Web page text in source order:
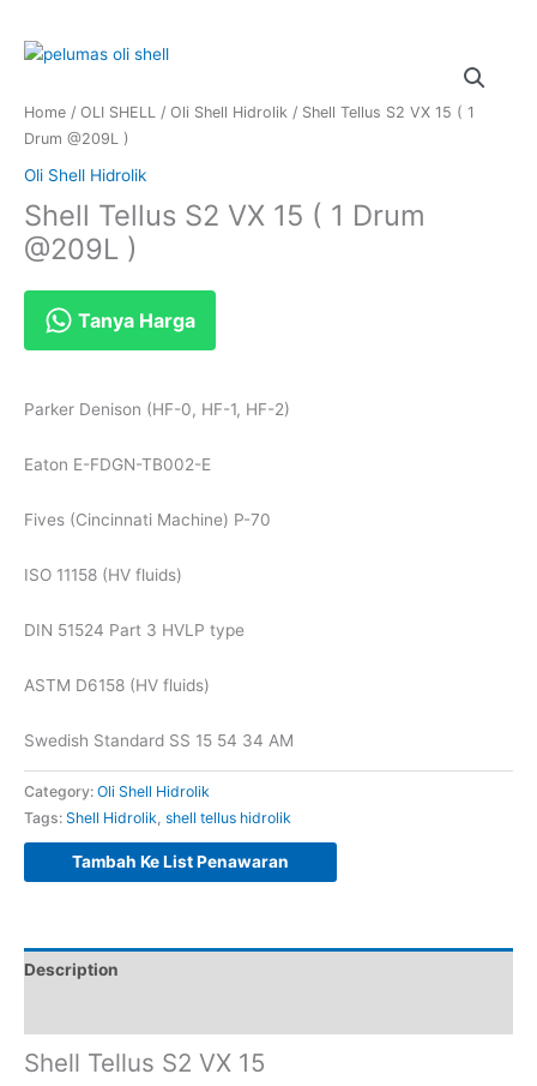
Home / OLI SHELL / Oli Shell Hidrolik / Shell Tellus S2 VX 15 ( 1
Drum @209L )
Oli Shell Hidrolik
Shell Tellus S2 VX 15 ( 1 Drum
@209L )
Tanya Harga
Parker Denison (HF-0, HF-1, HF-2)
Eaton E-FDGN-TB002-E
Fives (Cincinnati Machine) P-70
ISO 11158 (HV fluids)
DIN 51524 Part 3 HVLP type
ASTM D6158 (HV fluids)
Swedish Standard SS 15 54 34 AM
Category: Oli Shell Hidrolik
Tags: Shell Hidrolik shell tellus hidrolik
Tambah Ke List Penawaran
Description
Shell Tellus S2 VX 15